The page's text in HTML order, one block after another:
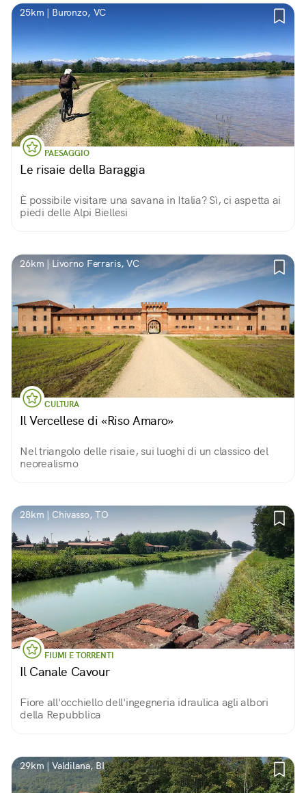
25km | Buronzo, VC
PAESAGGIO
Le risaie della Baraggia
È possibile visitare una savana in Italia? Sì, ci aspetta ai
piedi delle Alpi Biellesi
26km | Livorno Ferraris, VC
CULTURA
Il Vercellese di «Riso Amaro»
Nel triangolo delle risaie, sui luoghi di un classico del
neorealismo
28km | Chivasso, TO
FIUMI E TORRENTI
Il Canale Cavour
Fiore all'occhiello dell'ingegneria idraulica agli albori
della Repubblica
29km | Valdilana, BI